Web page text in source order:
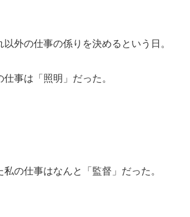
外の仕事の係りを決めるという日。
事は「照明」だった。
の仕事はなんと「監督」だった。